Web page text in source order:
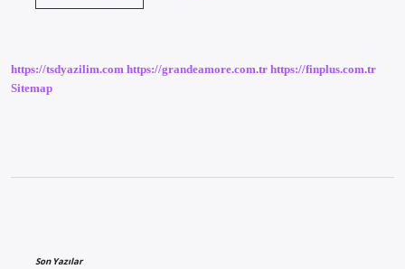
https://tsdyazilim.com https://grandeamore.com.tr https://finplus.com.tr
Sitemap
Son Yazılar